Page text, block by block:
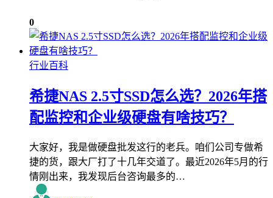
0
行业百科
希捷NAS 2.5寸SSD怎么选？2026年搭
配监控和企业级硬盘有啥技巧？
大家好，我是做硬盘批发这行的老兵。咱们公司专做希
捷的货，跟大厂打了十几年交道了。最近2026年5月的行
情刚出来，我发现后台咨询最多的…